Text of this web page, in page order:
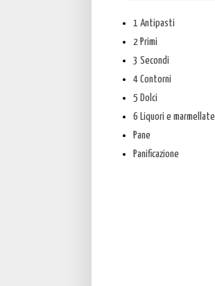
1 Antipasti
2 Primi
3 Secondi
4 Contorni
5 Dolci
6 Liquori e marmellate
Pane
Panificazione